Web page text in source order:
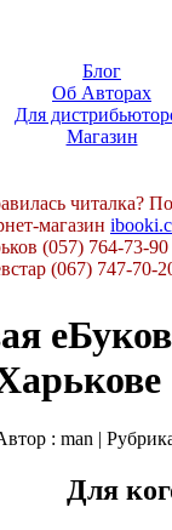
Блог
Об Авторах
Для
Магазин
читалка?
магазин
(057) 764-73-90
(067) 747-70-
: man |
Для